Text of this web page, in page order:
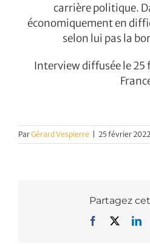
carrière politique.
économiquement en
selon lui pas la
Interview diffusée le 25
ParGérard Vespierre 25 février 2022
Partagez
Facebook